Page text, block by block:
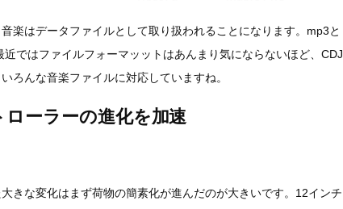
楽はデータファイルとして取り扱われることになります。mp3と
ではファイルフォーマッットはあんまり気にならないほど、CDJ
ろんな音楽ファイルに対応していますね。
ーラーの進化を加速
きな変化はまず荷物の簡素化が進んだのが大きいです。12インチ